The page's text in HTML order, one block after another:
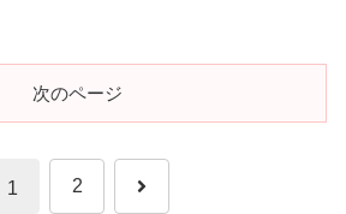
次のページ
1 2 次